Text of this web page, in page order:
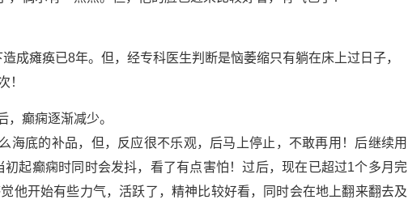
成瘫痪已8年。但，经专科医生判断是恼萎缩只有躺在床上过日子，
！
，癫痫逐渐减少。
海底的补品，但，反应很不乐观，后马上停止，不敢再用！后继续用
初起癫痫时同时会发抖，看了有点害怕！过后，现在已超过1个多月完
他开始有些力气，活跃了，精神比较好看，同时会在地上翻来翻去及